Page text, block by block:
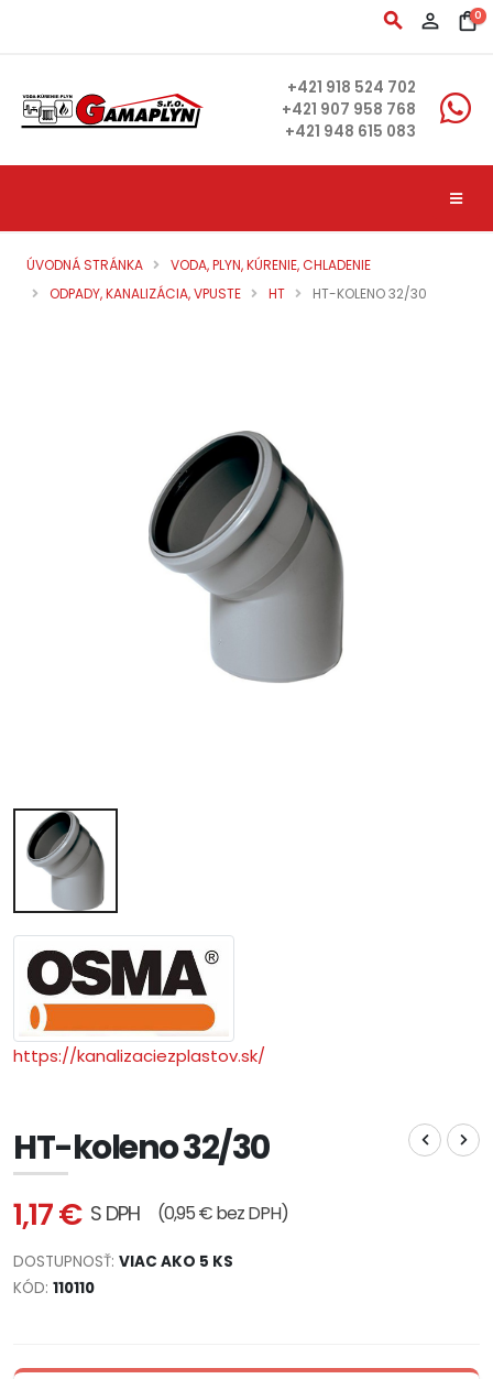
search person_outline shopping_bag0
+421 918 524 702
+421 907 958 768
+421 948 615 083
ÚVODNÁ STRÁNKA
VODA, PLYN, KÚRENIE, CHLADENIE
ODPADY, KANALIZÁCIA, VPUSTE
HT HT-KOLENO 32/30
https://kanalizaciezplastov.sk/
HT-koleno 32/30
1,17 € S DPH (0,95 € bez DPH)
DOSTUPNOSŤ: VIAC AKO 5 KS
KÓD: 110110